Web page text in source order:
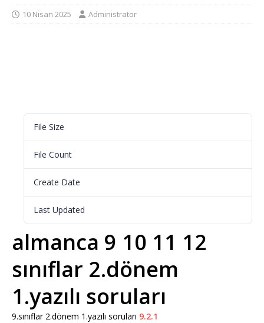
10 Nisan 2025 Administrator
File Size
File Count
Create Date
Last Updated
almanca 9 10 11 12
sınıflar 2.dönem
1.yazılı soruları
9.sınıflar 2.dönem 1.yazılı soruları 9.2.1